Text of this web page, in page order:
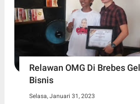
Relawan OMG Di Brebes
Bisnis
Selasa, Januari 31, 2023